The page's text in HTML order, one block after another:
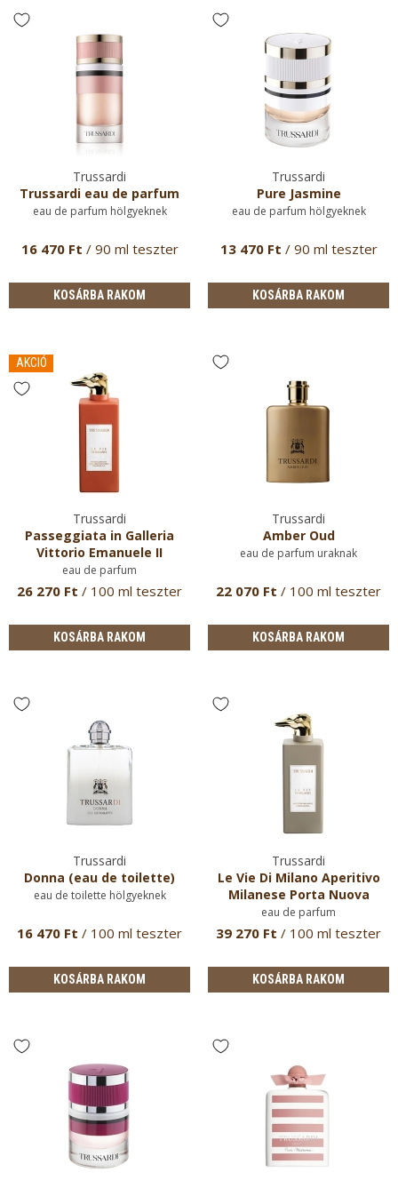
Trussardi
Trussardi eau de parfum
eau de parfum hölgyeknek
16 470 Ft / 90 ml teszter
KOSÁRBA RAKOM
Trussardi
Pure Jasmine
eau de parfum hölgyeknek
13 470 Ft / 90 ml teszter
KOSÁRBA RAKOM
AKCIÓ
Trussardi
Passeggiata in Galleria
Vittorio Emanuele II
eau de parfum
26 270 Ft / 100 ml teszter
KOSÁRBA RAKOM
Trussardi
Amber Oud
eau de parfum uraknak
22 070 Ft / 100 ml teszter
KOSÁRBA RAKOM
Trussardi
Donna (eau de toilette)
eau de toilette hölgyeknek
16 470 Ft / 100 ml teszter
KOSÁRBA RAKOM
Trussardi
Le Vie Di Milano Aperitivo
Milanese Porta Nuova
eau de parfum
39 270 Ft / 100 ml teszter
KOSÁRBA RAKOM